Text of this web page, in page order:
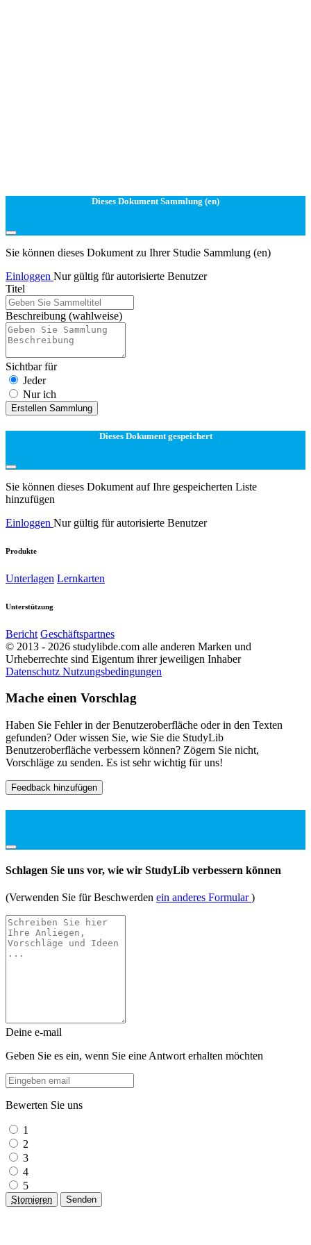
Dieses Dokument Sammlung (en)
Sie können dieses Dokument zu Ihrer Studie Sammlung (en)
Einloggen Nur gültig für autorisierte Benutzer
Titel
Beschreibung (wahlweise)
Sichtbar für
Jeder
Nur ich
Erstellen Sammlung
Dieses Dokument gespeichert
Sie können dieses Dokument auf Ihre gespeicherten Liste
hinzufügen
Einloggen Nur gültig für autorisierte Benutzer
Produkte
Unterlagen Lernkarten
Unterstützung
Bericht Geschäftspartnes
© 2013 - 2026 studylibde.com alle anderen Marken und
Urheberrechte sind Eigentum ihrer jeweiligen Inhaber
Datenschutz Nutzungsbedingungen
Mache einen Vorschlag
Haben Sie Fehler in der Benutzeroberfläche oder in den Texten
gefunden? Oder wissen Sie, wie Sie die StudyLib
Benutzeroberfläche verbessern können? Zögern Sie nicht,
Vorschläge zu senden. Es ist sehr wichtig für uns!
Feedback hinzufügen
Schlagen Sie uns vor, wie wir StudyLib verbessern können
(Verwenden Sie für Beschwerden ein anderes Formular)
Deine e-mail
Geben Sie es ein, wenn Sie eine Antwort erhalten möchten
Bewerten Sie uns
1
2
3
4
5
Stornieren Senden